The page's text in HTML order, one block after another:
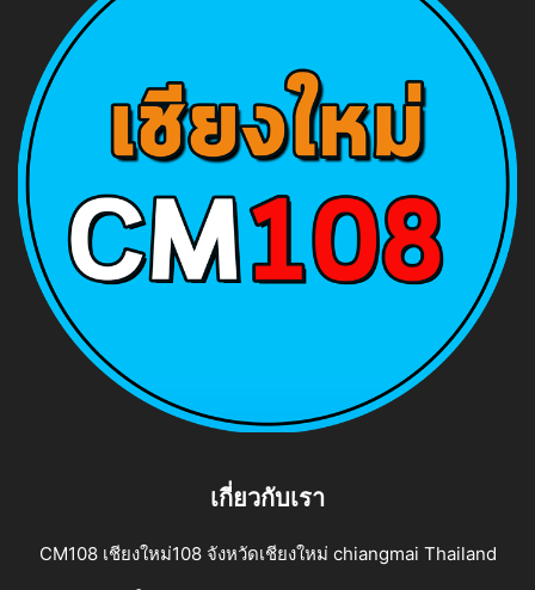
เกี่ยวกับเรา
CM108 เชียงใหม่108 จังหวัดเชียงใหม่ chiangmai Thailand